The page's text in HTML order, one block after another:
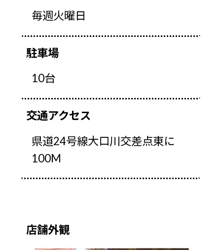
毎週火曜日
駐車場
10台
交通アクセス
県道24号線大口川交差点東に
100M
店舗外観